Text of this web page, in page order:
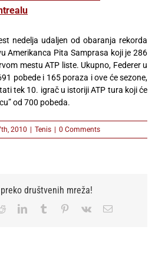
nedelja udaljen od obaranja rekorda
Amerikanca Pita Samprasa koji je 286
mestu ATP liste. Ukupno, Federer u
pobede i 165 poraza i ove će sezone,
tek 10. igrač u istoriji ATP tura koji će
od 700 pobeda.
2010 | Tenis | 0 Comments
društvenih mreža!
RedditLinkedInTumblr Pinterest
Vk Email